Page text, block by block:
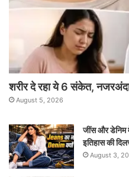
शरीर दे रहा ये 6 संकेत,
August 5, 2026
जींस और डेनिम
इतिहास की
August 3,